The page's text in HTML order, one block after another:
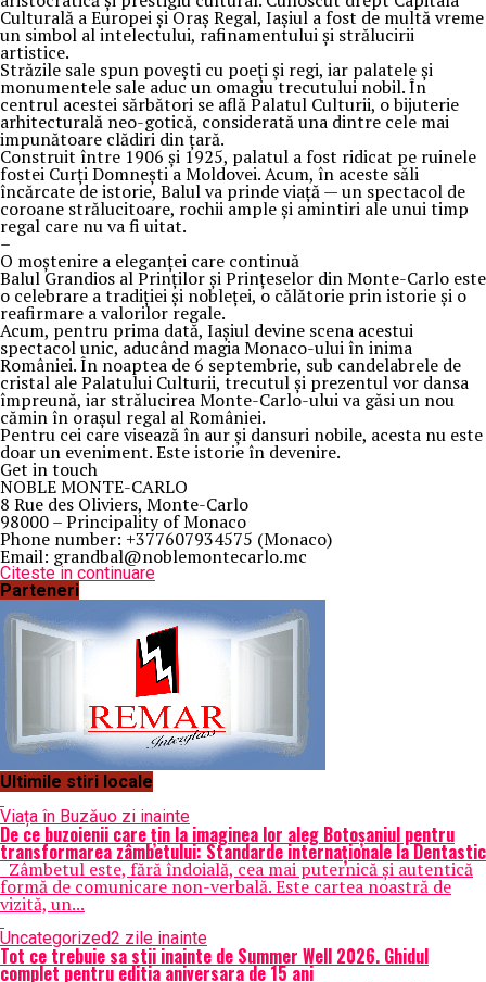
Culturală a Europei și Oraș Regal, Iașiul a fost de multă vreme
un simbol al intelectului, rafinamentului și strălucirii
artistice.
Străzile sale spun povești cu poeți și regi, iar palatele și
monumentele sale aduc un omagiu trecutului nobil. În
centrul acestei sărbători se află Palatul Culturii, o bijuterie
arhitecturală neo-gotică, considerată una dintre cele mai
impunătoare clădiri din țară.
Construit între 1906 și 1925, palatul a fost ridicat pe ruinele
fostei Curți Domnești a Moldovei. Acum, în aceste săli
încărcate de istorie, Balul va prinde viață — un spectacol de
coroane strălucitoare, rochii ample și amintiri ale unui timp
regal care nu va fi uitat.
–
O moștenire a eleganței care continuă
Balul Grandios al Prinților și Prințeselor din Monte-Carlo este
o celebrare a tradiției și nobleței, o călătorie prin istorie și o
reafirmare a valorilor regale.
Acum, pentru prima dată, Iașiul devine scena acestui
spectacol unic, aducând magia Monaco-ului în inima
României. În noaptea de 6 septembrie, sub candelabrele de
cristal ale Palatului Culturii, trecutul și prezentul vor dansa
împreună, iar strălucirea Monte-Carlo-ului va găsi un nou
cămin în orașul regal al României.
Pentru cei care visează în aur și dansuri nobile, acesta nu este
doar un eveniment. Este istorie în devenire.
Get in touch
NOBLE MONTE-CARLO
8 Rue des Oliviers, Monte-Carlo
98000 – Principality of Monaco
Phone number: +377607934575 (Monaco)
Email: grandbal@noblemontecarlo.mc
Citeste in continuare
Parteneri
Ultimile stiri locale
Viața în Buzăuo zi inainte
De ce buzoienii care țin la imaginea lor aleg Botoșaniul pentru
transformarea zâmbetului: Standarde internaționale la Dentastic
Zâmbetul este, fără îndoială, cea mai puternică și autentică
formă de comunicare non-verbală. Este cartea noastră de
vizită, un...
Uncategorized2 zile inainte
Tot ce trebuie sa stii inainte de Summer Well 2026. Ghidul
complet pentru editia aniversara de 15 ani